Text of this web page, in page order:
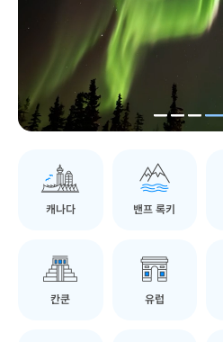
캐나다 밴프 록키
칸쿤 유럽